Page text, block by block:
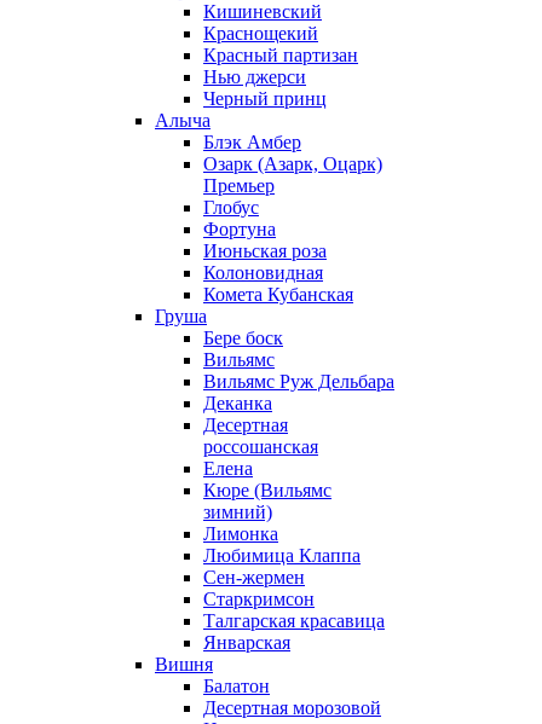
Кишиневский
Краснощекий
Красный партизан
Нью джерси
Черный принц
Алыча
Блэк Амбер
Озарк (Азарк, Оцарк)
Премьер
Глобус
Фортуна
Июньская роза
Колоновидная
Комета Кубанская
Груша
Бере боск
Вильямс
Вильямс Руж Дельбара
Деканка
Десертная
россошанская
Елена
Кюре (Вильямс
зимний)
Лимонка
Любимица Клаппа
Сен-жермен
Старкримсон
Талгарская красавица
Январская
Вишня
Балатон
Десертная морозовой